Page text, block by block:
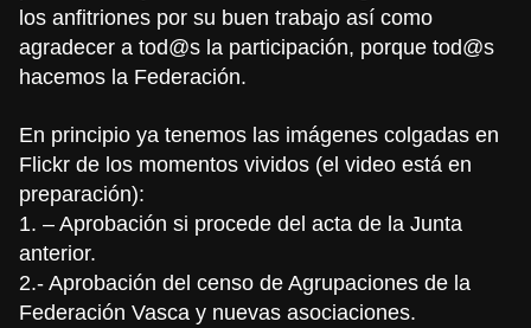
los anfitriones por su buen trabajo así como
agradecer a tod@s la participación, porque tod@s
hacemos la Federación.
En principio ya tenemos las imágenes colgadas en
Flickr de los momentos vividos (el video está en
preparación):
1. – Aprobación si procede del acta de la Junta
anterior.
2.- Aprobación del censo de Agrupaciones de la
Federación Vasca y nuevas asociaciones.